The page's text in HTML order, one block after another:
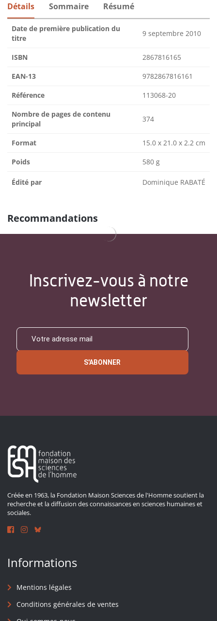
Détails Sommaire Résumé
Date de première publication du
titre
9 septembre 2010
ISBN 2867816165
EAN-13 9782867816161
Référence 113068-20
Nombre de pages de contenu
principal
374
Format 15.0 x 21.0 x 2.2 cm
Poids 580 g
Édité par Dominique RABATÉ
Recommandations
Inscrivez-vous à notre
newsletter
S'ABONNER
Créée en 1963, la Fondation Maison Sciences de l'Homme soutient la
recherche et la diffusion des connaissances en sciences humaines et
sociales.
Informations
Mentions légales
Conditions générales de ventes